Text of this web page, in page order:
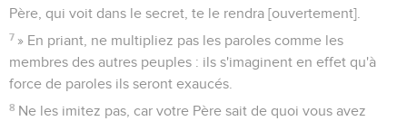
Père, qui voit dans le secret, te le rendra [ouvertement].
7 » En priant, ne multipliez pas les paroles comme les
membres des autres peuples : ils s'imaginent en effet qu'à
force de paroles ils seront exaucés.
8 Ne les imitez pas, car votre Père sait de quoi vous avez